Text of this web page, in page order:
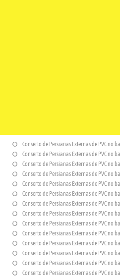
Conserto de Persianas Externas de PVC no
Conserto de Persianas Externas de PVC no
Conserto de Persianas Externas de PVC no
Conserto de Persianas Externas de PVC no
Conserto de Persianas Externas de PVC no
Conserto de Persianas Externas de PVC no
Conserto de Persianas Externas de PVC no
Conserto de Persianas Externas de PVC no
Conserto de Persianas Externas de PVC no
Conserto de Persianas Externas de PVC no
Conserto de Persianas Externas de PVC no
Conserto de Persianas Externas de PVC no
Conserto de Persianas Externas de PVC no
Conserto de Persianas Externas de PVC no